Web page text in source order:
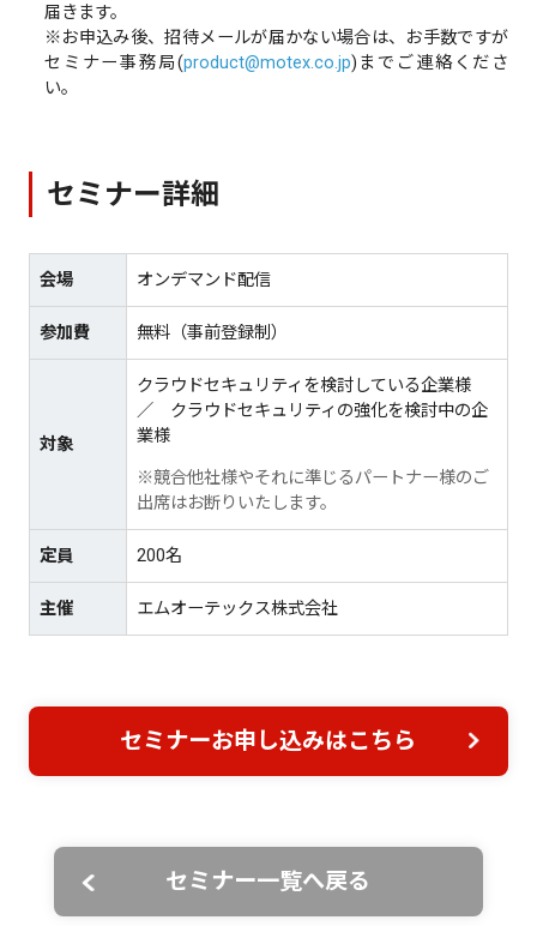
届きます。
※お申込み後、招待メールが届かない場合は、お手数ですが
セミナー事務局(product@motex.co.jp)までご連絡くださ
い。
セミナー詳細
会場 オンデマンド配信
参加費 無料（事前登録制）
対象
クラウドセキュリティを検討している企業様
／ クラウドセキュリティの強化を検討中の企
業様
※競合他社様やそれに準じるパートナー様のご
出席はお断りいたします。
定員 200名
主催 エムオーテックス株式会社
セミナーお申し込みはこちら
セミナー一覧へ戻る